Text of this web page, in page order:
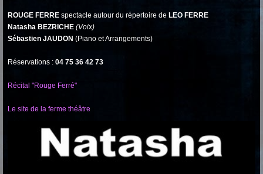
Espace pro▼
Contact & liens
ROUGE FERRE spectacle autour du répertoire de LEO FERRE
Natasha BEZRICHE (Voix)
Sébastien JAUDON (Piano et Arrangements)
Réservations : 04 75 36 42 73
Récital "Rouge Ferré"
Le site de la ferme théâtre